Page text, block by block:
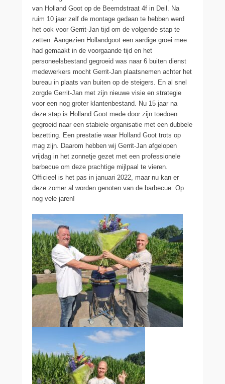
van Holland Goot op de Beemdstraat 4f in Deil. Na
ruim 10 jaar zelf de montage gedaan te hebben werd
het ook voor Gerrit-Jan tijd om de volgende stap te
zetten. Aangezien Hollandgoot een aardige groei mee
had gemaakt in de voorgaande tijd en het
personeelsbestand gegroeid was naar 6 buiten dienst
medewerkers mocht Gerrit-Jan plaatsnemen achter het
bureau in plaats van buiten op de steigers. En al snel
zorgde Gerrit-Jan met zijn nieuwe visie en strategie
voor een nog groter klantenbestand. Nu 15 jaar na
deze stap is Holland Goot mede door zijn toedoen
gegroeid naar een stabiele organisatie met een dubbele
bezetting. Een prestatie waar Holland Goot trots op
mag zijn. Daarom hebben wij Gerrit-Jan afgelopen
vrijdag in het zonnetje gezet met een professionele
barbecue om deze prachtige mijlpaal te vieren.
Officieel is het pas in januari 2022, maar nu kan er
deze zomer al worden genoten van de barbecue. Op
nog vele jaren!